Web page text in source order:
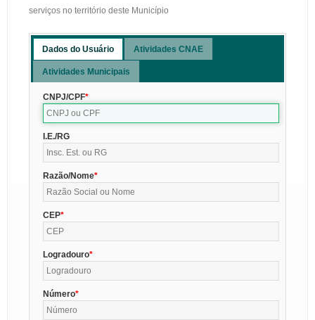
serviços no território deste Município
Dados do Usuário Atividades CNAE
Atividades Municipais
CNPJ/CPF
I.E./RG
Razão/Nome
CEP
Logradouro
Número